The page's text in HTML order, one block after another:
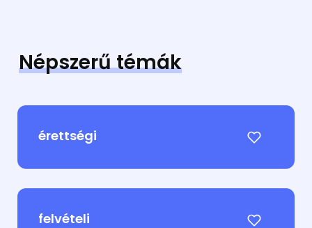
Népszerű témák
érettségi
felvételi